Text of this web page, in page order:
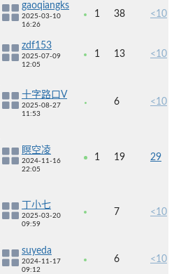
gaoqiangks
2025-03-10
16:26
1 38 <10
zdf153
2025-07-09
12:05
1 13 <10
十字路口V
2025-08-27
11:53
6 <10
瞑空凌
2024-11-16
22:05
1 19 29
丁小七
2025-03-20
09:59
7 <10
suyeda
2024-11-17
09:12
6 <10